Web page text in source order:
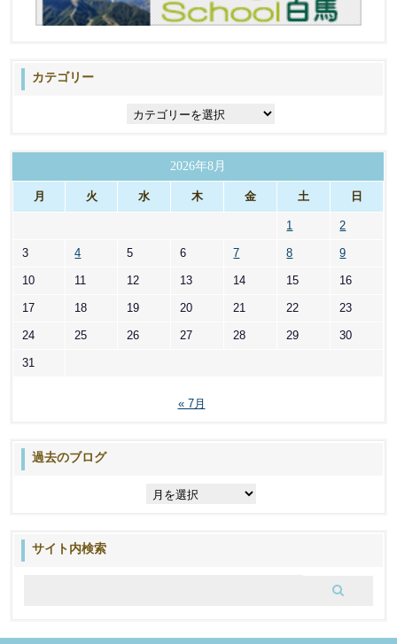
カテゴリー
ー
2026年8月
月 火 水 木 金 土 日
1 2
3 4 5 6 7 8 9
10 11 12 13 14 15 16
17 18 19 20 21 22 23
24 25 26 27 28 29 30
31
« 7月
過去のブログ
サイト内検索